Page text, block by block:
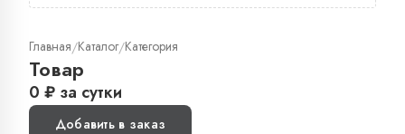
Главная/Каталог/Категория
Товар
0 ₽ за сутки
Добавить в заказ